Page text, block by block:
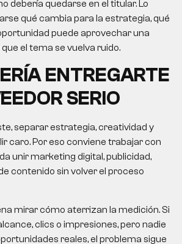
debería quedarse en el titular. Lo
qué cambia para la estrategia, qué
puede aprovechar una
el tema se vuelva ruido.
ENTREGARTE
SERIO
separar estrategia, creatividad y
caro. Por eso conviene trabajar con
unir marketing digital, publicidad,
contenido sin volver el proceso
mirar cómo aterrizan la medición. Si
clics o impresiones, pero nadie
reales, el problema sigue